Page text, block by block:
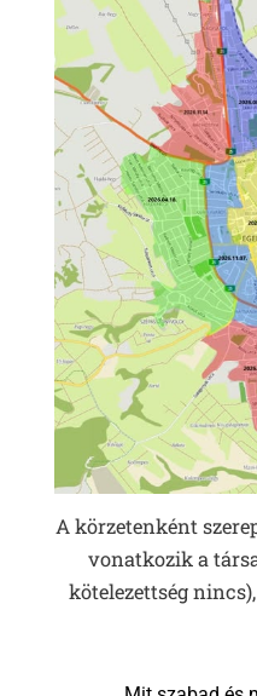
A körzetenként
vonatkozik a
kötelezettség